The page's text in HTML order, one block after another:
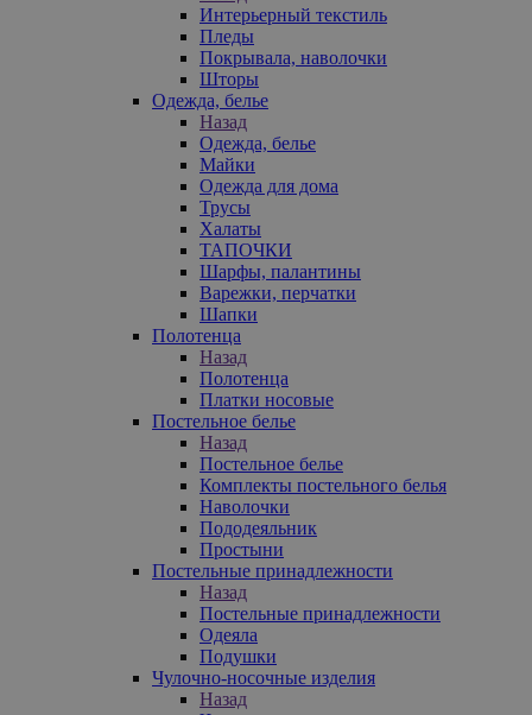
Интерьерный текстиль
Пледы
Покрывала, наволочки
Шторы
Одежда, белье
Назад
Одежда, белье
Майки
Одежда для дома
Трусы
Халаты
ТАПОЧКИ
Шарфы, палантины
Варежки, перчатки
Шапки
Полотенца
Назад
Полотенца
Платки носовые
Постельное белье
Назад
Постельное белье
Комплекты постельного белья
Наволочки
Пододеяльник
Простыни
Постельные принадлежности
Назад
Постельные принадлежности
Одеяла
Подушки
Чулочно-носочные изделия
Назад